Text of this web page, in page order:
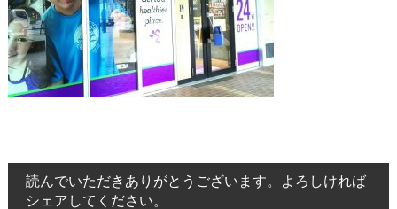
読んでいただきありがとうございます。よろしければ
シェアしてください。